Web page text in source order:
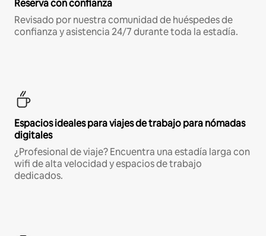
Reserva con confianza
Revisado por nuestra comunidad de huéspedes de
confianza y asistencia 24/7 durante toda la estadía.
Espacios ideales para viajes de trabajo para nómadas
digitales
¿Profesional de viaje? Encuentra una estadía larga con
wifi de alta velocidad y espacios de trabajo
dedicados.